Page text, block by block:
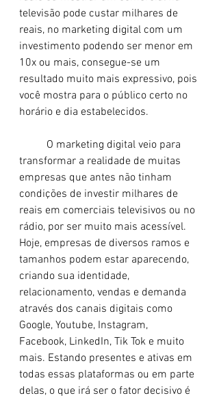
televisão pode custar milhares de
reais, no marketing digital com um
investimento podendo ser menor em
10x ou mais, consegue-se um
resultado muito mais expressivo, pois
você mostra para o público certo no
horário e dia estabelecidos.
transformar a realidade de muitas
empresas que antes não tinham
condições de investir milhares de
reais em comerciais televisivos ou no
rádio, por ser muito mais acessível.
Hoje, empresas de diversos ramos e
tamanhos podem estar aparecendo,
criando sua identidade,
relacionamento, vendas e demanda
através dos canais digitais como
Google, Youtube, Instagram,
Facebook, LinkedIn, Tik Tok e muito
mais. Estando presentes e ativas em
todas essas plataformas ou em parte
delas, o que irá ser o fator decisivo é